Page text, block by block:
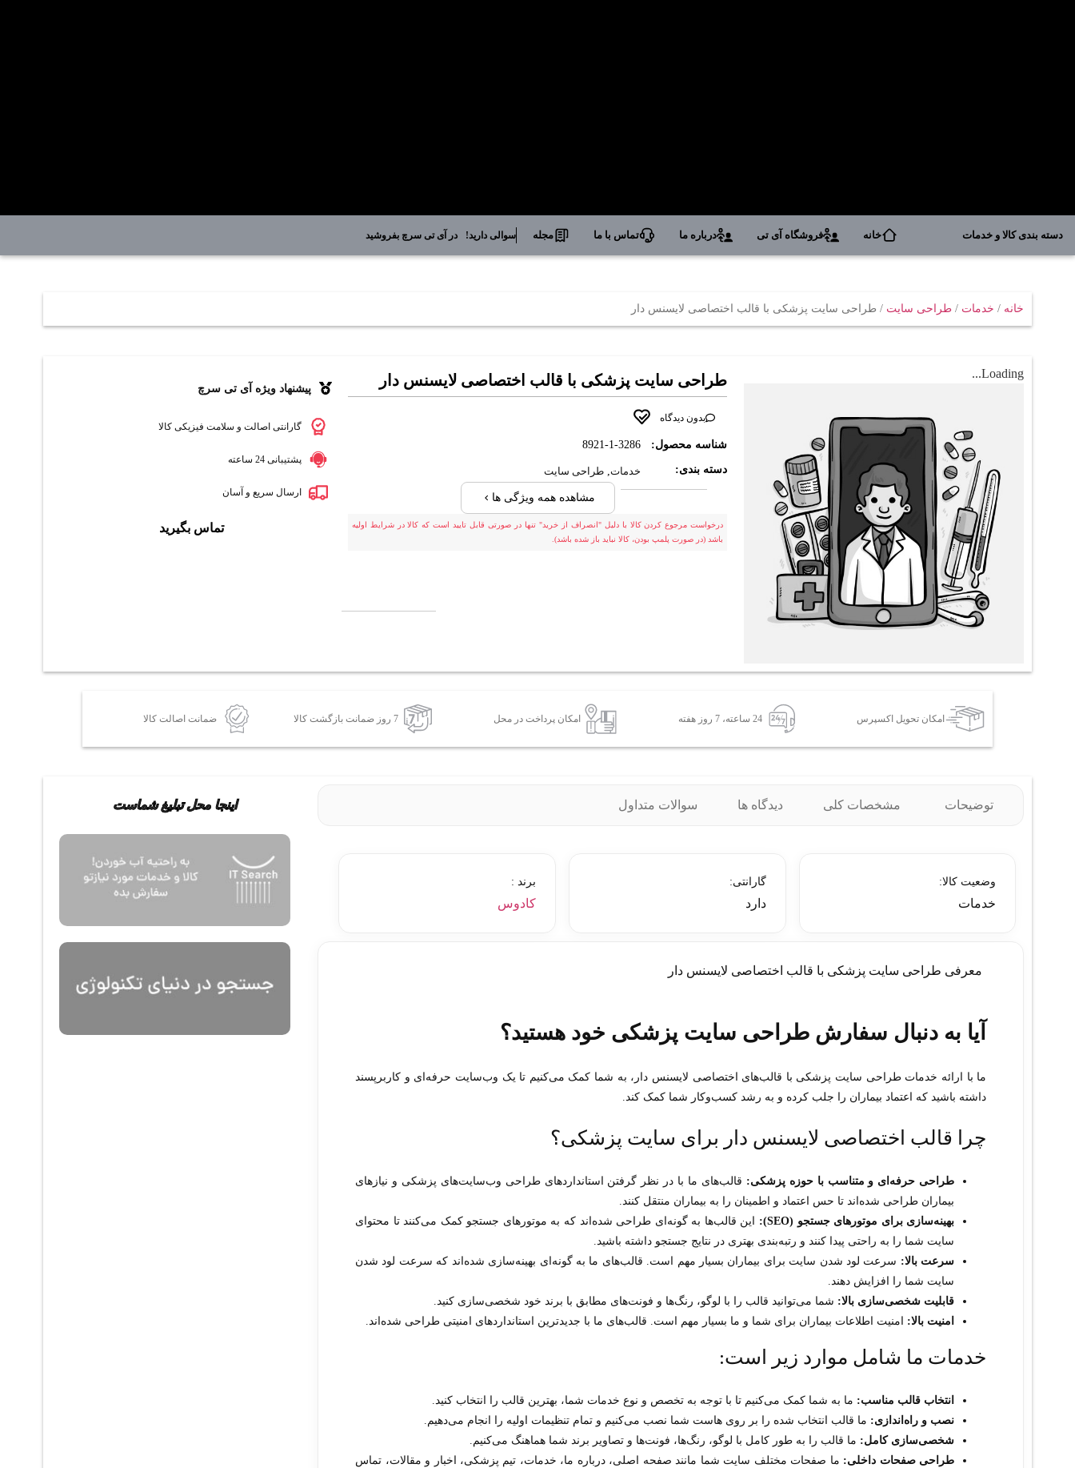
دسته بندی کالا و خدمات خانه فروشگاه آی تی درباره ما تماس با ما مجله سوالی دارید! در آی تی سرچ بفروشید
خانه / خدمات / طراحی سایت / طراحی سایت پزشکی با قالب اختصاصی لایسنس دار
Loading... طراحی سایت پزشکی با قالب اختصاصی لایسنس دار
بدون دیدگاه
شناسه محصول: 8921-1-3286
دسته بندی: خدمات, طراحی سایت
مشاهده همه ویژگی ها
درخواست مرجوع کردن کالا با دلیل "انصراف از خرید" تنها در صورتی قابل تایید است که کالا در شرایط اولیه
باشد (در صورت پلمپ بودن، کالا نباید باز شده باشد).
پیشنهاد ویژه آی تی سرچ
گارانتی اصالت و سلامت فیزیکی کالا
پشتیبانی 24 ساعته
ارسال سریع و آسان
تماس بگیرید
امکان تحویل اکسپرس 24 ساعته، 7 روز هفته امکان پرداخت در محل 7 روز ضمانت بازگشت کالا ضمانت اصالت کالا
توضیحات مشخصات کلی دیدگاه ها سوالات متداول
وضعیت کالا:
خدمات
گارانتی:
دارد
برند :
کادوس
معرفی طراحی سایت پزشکی با قالب اختصاصی لایسنس دار
آیا به دنبال سفارش طراحی سایت پزشکی خود هستید؟
ما با ارائه خدمات طراحی سایت پزشکی با قالب‌های اختصاصی لایسنس دار، به شما کمک می‌کنیم تا یک وب‌سایت حرفه‌ای و کاربرپسند
داشته باشید که اعتماد بیماران را جلب کرده و به رشد کسب‌وکار شما کمک کند.
چرا قالب اختصاصی لایسنس دار برای سایت پزشکی؟
طراحی حرفه‌ای و متناسب با حوزه پزشکی: قالب‌های ما با در نظر گرفتن استانداردهای طراحی وب‌سایت‌های پزشکی و نیازهای
بیماران طراحی شده‌اند تا حس اعتماد و اطمینان را به بیماران منتقل کنند.
بهینه‌سازی برای موتورهای جستجو (SEO):
این قالب‌ها به گونه‌ای طراحی شده‌اند که به موتورهای جستجو کمک می‌کنند تا محتوای
سایت شما را به راحتی پیدا کنند و رتبه‌بندی بهتری در نتایج جستجو داشته باشید.
سرعت بالا: سرعت لود شدن سایت برای بیماران بسیار مهم است. قالب‌های ما به گونه‌ای بهینه‌سازی شده‌اند که سرعت لود شدن
سایت شما را افزایش دهند.
قابلیت شخصی‌سازی بالا: شما می‌توانید قالب را با لوگو، رنگ‌ها و فونت‌های مطابق با برند خود شخصی‌سازی کنید.
امنیت بالا: امنیت اطلاعات بیماران برای شما و ما بسیار مهم است. قالب‌های ما با جدیدترین استانداردهای امنیتی طراحی شده‌اند.
خدمات ما شامل موارد زیر است:
انتخاب قالب مناسب: ما به شما کمک می‌کنیم تا با توجه به تخصص و نوع خدمات شما، بهترین قالب را انتخاب کنید.
نصب و راه‌اندازی: ما قالب انتخاب شده را بر روی هاست شما نصب می‌کنیم و تمام تنظیمات اولیه را انجام می‌دهیم.
شخصی‌سازی کامل: ما قالب را به طور کامل با لوگو، رنگ‌ها، فونت‌ها و تصاویر برند شما هماهنگ می‌کنیم.
طراحی صفحات داخلی: ما صفحات مختلف سایت شما مانند صفحه اصلی، درباره ما، خدمات، تیم پزشکی، اخبار و مقالات، تماس
اینجا محل تبلیغ شماست